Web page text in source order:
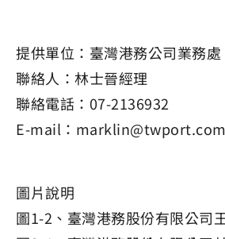
提供單位：臺灣港務公司業務處
聯絡人：林士晉經理
聯絡電話：07-2136932
E-mail：
圖片說明
圖1-2、臺灣港務股份有限公司